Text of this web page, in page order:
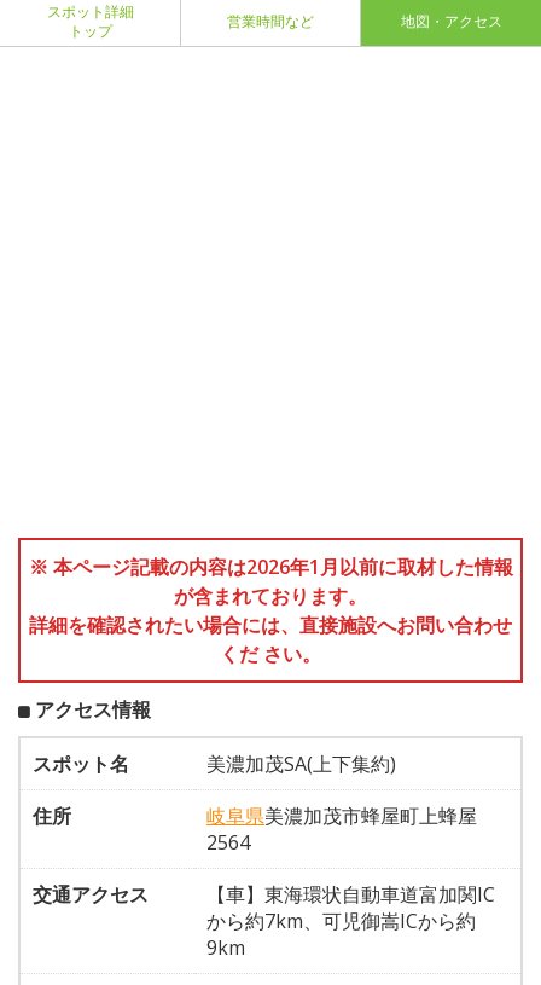
スポット詳細
トップ
営業時間など 地図・アクセス
※ 本ページ記載の内容は2026年1月以前に取材した情報
が含まれております。
詳細を確認されたい場合には、直接施設へお問い合わせ
くだ さい。
アクセス情報
スポット名
美濃加茂SA(上下集約)
住所
岐阜県美濃加茂市蜂屋町上蜂屋
2564
交通アクセス
【車】東海環状自動車道富加関IC
から約7km、可児御嵩ICから約
9km